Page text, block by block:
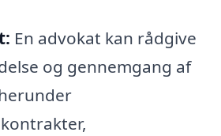
En advokat kan rådgive
og gennemgang af